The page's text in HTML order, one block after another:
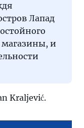
Лапад
и
Kraljević.